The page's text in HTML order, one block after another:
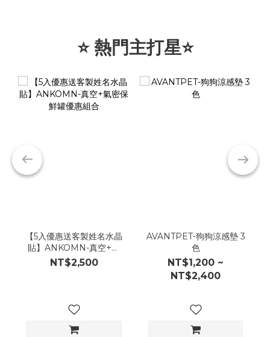
⭐ 熱門主打星⭐
【5入優惠送客製姓名水晶
貼】ANKOMN-真空+氣
密保鮮罐優惠組合
NT$2,500
AVANTPET-狗狗涼感墊 3
色
NT$1,200 ~
NT$2,400